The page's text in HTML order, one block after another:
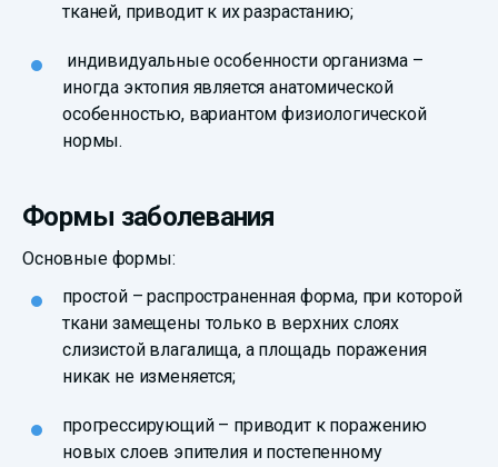
тканей, приводит к их разрастанию;
индивидуальные особенности организма –
иногда эктопия является анатомической
особенностью, вариантом физиологической
нормы.
Формы заболевания
Основные формы:
простой – распространенная форма, при которой
ткани замещены только в верхних слоях
слизистой влагалища, а площадь поражения
никак не изменяется;
прогрессирующий – приводит к поражению
новых слоев эпителия и постепенному